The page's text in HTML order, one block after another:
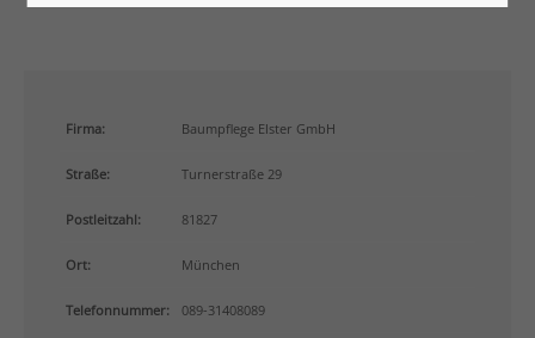
info@yourdomain.com
About us
Lorem ipsum dolor sit amet, consectetuer adipiscing
elit.
Aenean commodo ligula eget dolor. Aenean massa.
Firma: Baumpflege Elster GmbH
Straße: Turnerstraße 29
Postleitzahl: 81827
Ort: München
Telefonnummer: 089-31408089